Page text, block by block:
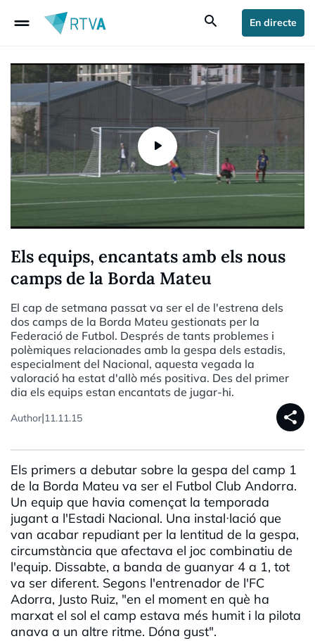
drag_handle search En directe
Els equips, encantats amb els nous
camps de la Borda Mateu
El cap de setmana passat va ser el de l'estrena dels
dos camps de la Borda Mateu gestionats per la
Federació de Futbol. Després de tants problemes i
polèmiques relacionades amb la gespa dels estadis,
especialment del Nacional, aquesta vegada la
valoració ha estat d'allò més positiva. Des del primer
dia els equips estan encantats de jugar-hi.
Author|11.11.15 share
Els primers a debutar sobre la gespa del camp 1
de la Borda Mateu va ser el Futbol Club Andorra.
Un equip que havia començat la temporada
jugant a l'Estadi Nacional. Una instal·lació que
van acabar repudiant per la lentitud de la gespa,
circumstància que afectava el joc combinatiu de
l'equip. Dissabte, a banda de guanyar 4 a 1, tot
va ser diferent. Segons l'entrenador de l'FC
Adorra, Justo Ruiz, "en el moment en què ha
marxat el sol el camp estava més humit i la pilota
anava a un altre ritme. Dóna gust".